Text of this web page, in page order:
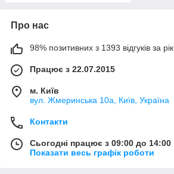
Про нас
98% позитивних з 1393 відгуків за рік
Працює з 22.07.2015
м. Київ
вул. Жмеринська 10а, Київ, Україна
Контакти
Сьогодні працює з 09:00 до 14:00
Показати весь графік роботи